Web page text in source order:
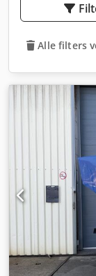
Alle filters